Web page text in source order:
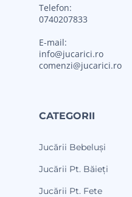
Telefon:
0740207833
E-mail:
info@jucarici.ro
comenzi@jucarici.ro
CATEGORII
Jucării Bebeluși
Jucării Pt. Băieți
Jucării Pt. Fete